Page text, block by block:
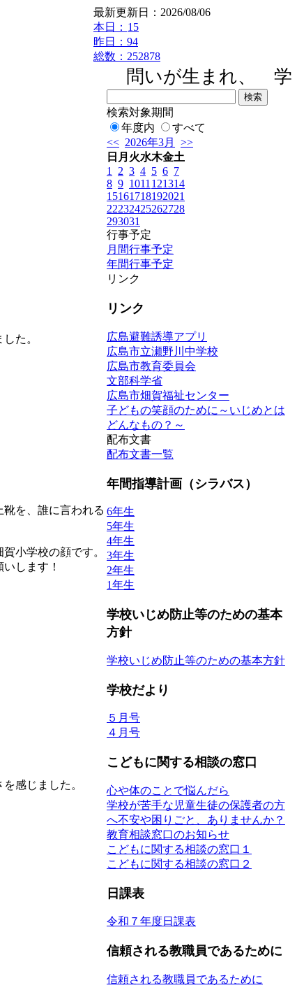
最新更新日：2026/08/06
本日： 15
昨日：94
総数：252878
問いが生まれ、 学び
た。
を、誰に言われる
小学校の顔です。
します！
感じました。
検索対象期間
年度内
すべて
<< 2026年3月
>>
日 月 火水木金土
1
2 3 4 5 6 7
8 9 1011 121314
15161718192021
22232425262728
293031
行事予定
月間行事予定
年間行事予定
リンク
リンク
広島避難誘導アプリ
広島市立瀬野川中学校
広島市教育委員会
文部科学省
広島市畑賀福祉センター
子どもの笑顔のために～いじめとは
どんなもの？～
配布文書
配布文書一覧
年間指導計画（シラバス）
6年生
5年生
4年生
3年生
2年生
1年生
学校いじめ防止等のための基本
方針
学校いじめ防止等のための基本方針
学校だより
５月号
４月号
こどもに関する相談の窓口
心や体のことで悩んだら
学校が苦手な児童生徒の保護者の方
へ不安や困りごと、ありませんか？
教育相談窓口のお知らせ
こどもに関する相談の窓口１
こどもに関する相談の窓口２
日課表
令和７年度日課表
信頼される教職員であるために
信頼される教職員であるために